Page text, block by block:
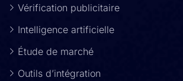
Vérification publicitaire
Intelligence artificielle
Étude de marché
Outils d’intégration